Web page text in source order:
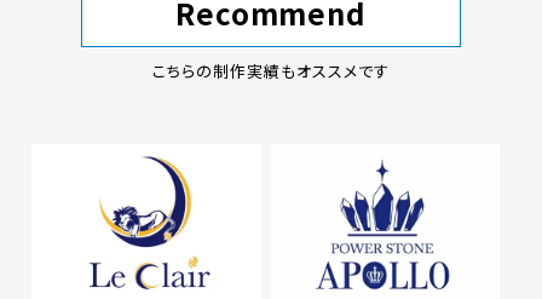
Recommend
こちらの制作実績もオススメです